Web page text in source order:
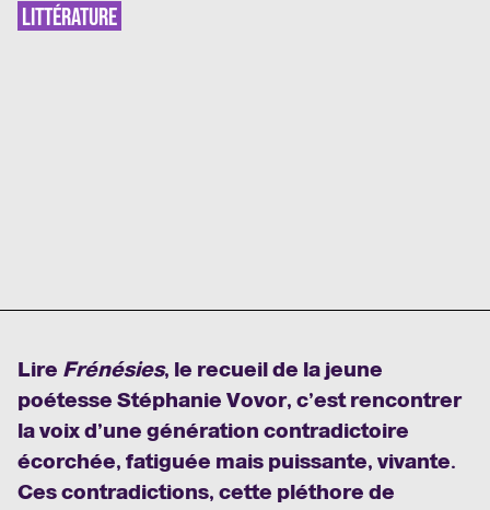
LITTÉRATURE
Lire Frénésies, le recueil de la jeune
poétesse Stéphanie Vovor, c’est rencontrer
la voix d’une génération contradictoire
écorchée, fatiguée mais puissante, vivante.
Ces contradictions, cette pléthore de